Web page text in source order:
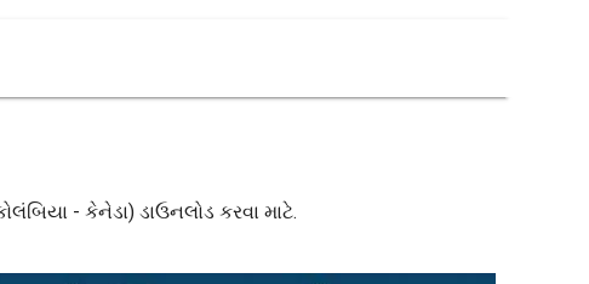
- કેનેડા) ડાઉનલોડ કરવા માટે.